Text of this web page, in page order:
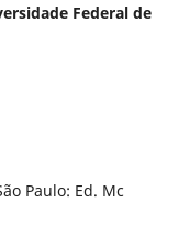
Federal de
Paulo: Ed. Mc